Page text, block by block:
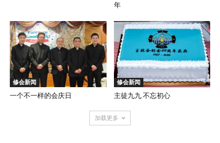
年
修会新闻
一个不一样的会庆日
修会新闻
主徒九九 不忘初心
加载更多